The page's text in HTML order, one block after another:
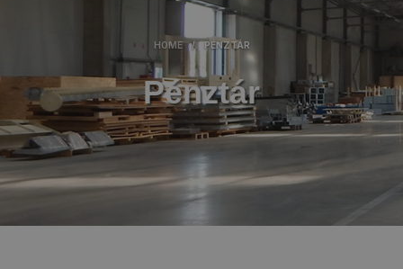
HOME / PÉNZTÁR
Pénztár